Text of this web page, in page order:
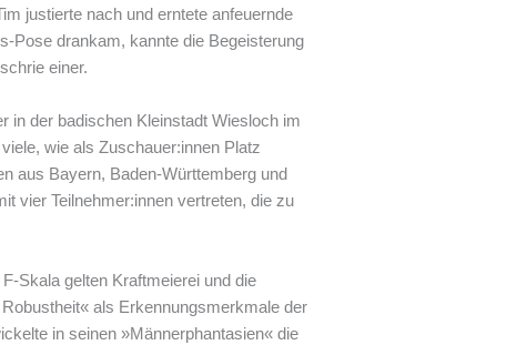
justierte nach und erntete anfeuernde
Pose drankam, kannte die Begeisterung
einer.
in der badischen Kleinstadt Wiesloch im
wie als Zuschauer:innen Platz
aus Bayern, Baden-Württemberg und
vier Teilnehmer:innen vertreten, die zu
Skala gelten Kraftmeierei und die
als Erkennungsmerkmale der
in seinen »Männerphantasien« die